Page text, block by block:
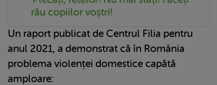
rău copiilor voștri!
Un raport publicat de Centrul Filia pentru
anul 2021, a demonstrat că în România
problema violenței domestice capătă
amploare: